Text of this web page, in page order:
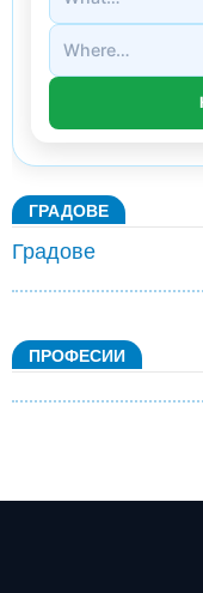
ГРАДОВЕ
Градове
ПРОФЕСИИ